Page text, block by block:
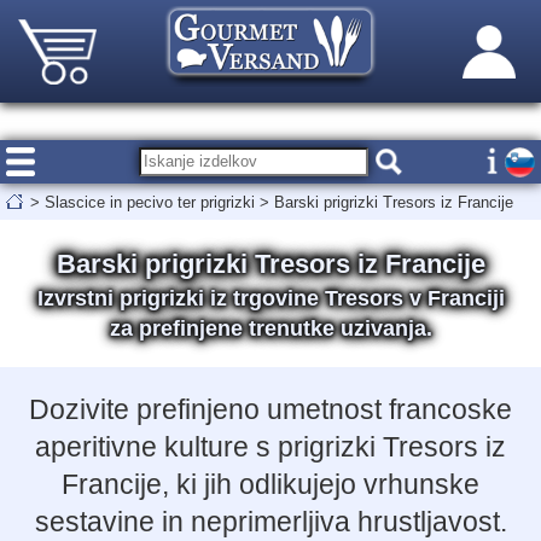
> Slascice in pecivo ter prigrizki > Barski prigrizki Tresors iz Francije
Barski prigrizki Tresors iz Francije
Izvrstni prigrizki iz trgovine Tresors v Franciji
za prefinjene trenutke uzivanja.
Dozivite prefinjeno umetnost francoske
aperitivne kulture s prigrizki Tresors iz
Francije, ki jih odlikujejo vrhunske
sestavine in neprimerljiva hrustljavost.